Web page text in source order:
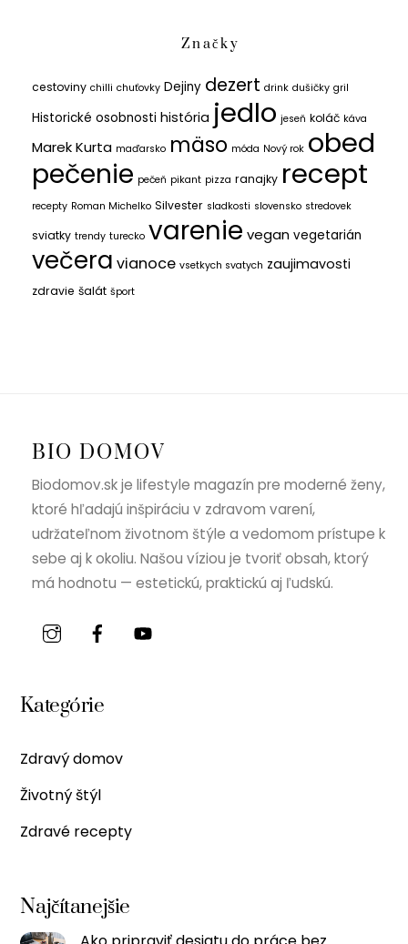
Značky
cestoviny chilli chuťovky Dejiny dezert drink dušičky gril
Historické osobnosti história jedlo jeseň koláč káva
Marek Kurta maďarsko mäso móda Nový rok obed
pečenie pečeň pikant pizza ranajky recept
recepty Roman Michelko Silvester sladkosti slovensko stredovek
sviatky trendy turecko varenie vegan vegetarián
večera vianoce vsetkych svatych zaujimavosti
zdravie šalát šport
BIO DOMOV
Biodomov.sk je lifestyle magazín pre moderné ženy,
ktoré hľadajú inšpiráciu v zdravom varení,
udržateľnom životnom štýle a vedomom prístupe k
sebe aj k okoliu. Našou víziou je tvoriť obsah, ktorý
má hodnotu — estetickú, praktickú aj ľudskú.
Kategórie
Zdravý domov
Životný štýl
Zdravé recepty
Najčítanejšie